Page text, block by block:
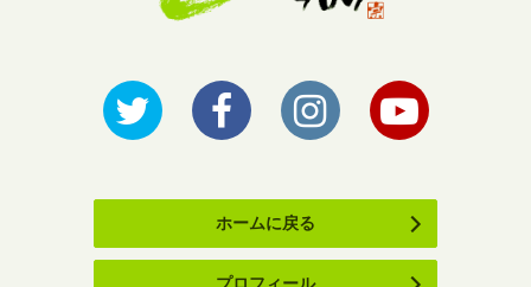
ホームに戻る
プロフィール